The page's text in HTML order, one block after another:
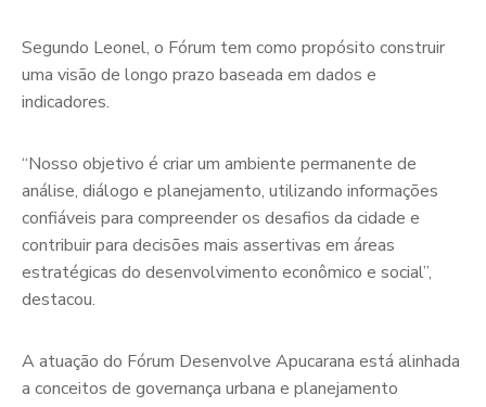
Segundo Leonel, o Fórum tem como propósito construir
uma visão de longo prazo baseada em dados e
indicadores.
“Nosso objetivo é criar um ambiente permanente de
análise, diálogo e planejamento, utilizando informações
confiáveis para compreender os desafios da cidade e
contribuir para decisões mais assertivas em áreas
estratégicas do desenvolvimento econômico e social”,
destacou.
A atuação do Fórum Desenvolve Apucarana está alinhada
a conceitos de governança urbana e planejamento